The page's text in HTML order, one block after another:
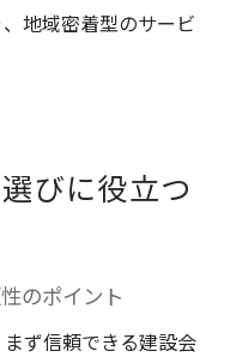
地域密着型のサービ
びに役立つ
のポイント
ず信頼できる建設会